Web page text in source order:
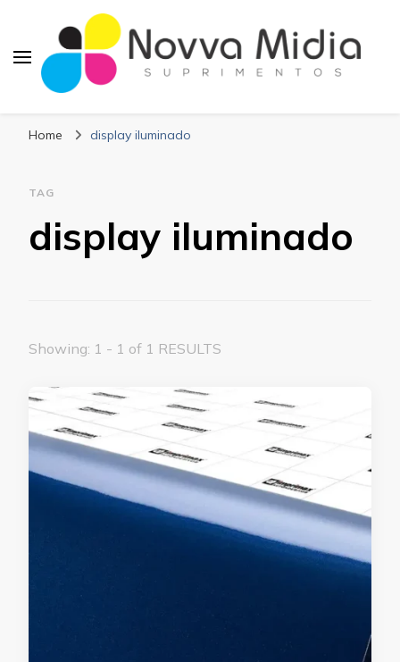
Suprimentos
Home display iluminado
TAG
display iluminado
Showing: 1 - 1 of 1 RESULTS